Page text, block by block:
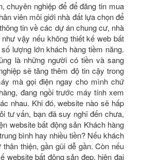
chuyên nghiệp để để đăng tin mua
viên môi giới nhà đất lựa chọn để
tin về các dự án chung cư, nhà
vậy nếu không thiết kế web bất
lượng lớn khách hàng tiềm năng.
là những người có tiền và sang
sẽ tăng thêm độ tin cậy trong
mà gọi điện ngay cho mình chứ
đang ngồi trước máy tính xem
nhau. Khi đó, website nào sẽ hấp
tư vấn, bạn đã suy nghĩ đến chưa,
website bất động sản Khách hàng
bình hay nhiều tiền? Nếu khách
thiện, gần gũi dễ gần. Còn nếu
website bất động sản đẹp, hiện đại